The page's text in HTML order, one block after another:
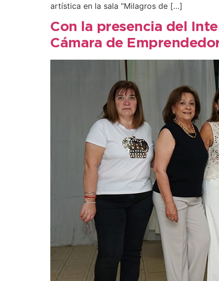
artística en la sala “Milagros de […]
Con la presencia del
Cámara de